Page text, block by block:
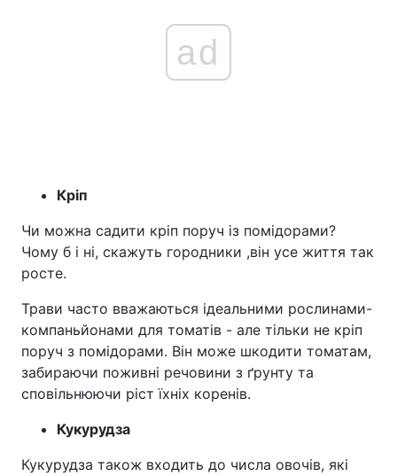
ad
Кріп
Чи можна садити кріп поруч із помідорами?
Чому б і ні, скажуть городники ,він усе життя так
росте.
Трави часто вважаються ідеальними рослинами-
компаньйонами для томатів - але тільки не кріп
поруч з помідорами. Він може шкодити томатам,
забираючи поживні речовини з ґрунту та
сповільнюючи ріст їхніх коренів.
Кукурудза
Кукурудза також входить до числа овочів, які